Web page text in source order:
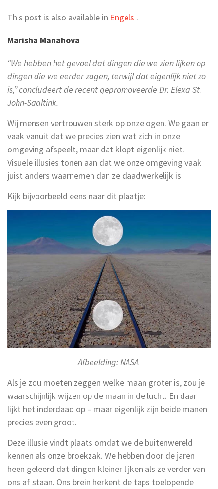
This post is also available in Engels .
Marisha Manahova
“We hebben het gevoel dat dingen die we zien lijken op
dingen die we eerder zagen, terwijl dat eigenlijk niet zo
is,” concludeert de recent gepromoveerde Dr. Elexa St.
John-Saaltink.
Wij mensen vertrouwen sterk op onze ogen. We gaan er
vaak vanuit dat we precies zien wat zich in onze
omgeving afspeelt, maar dat klopt eigenlijk niet.
Visuele illusies tonen aan dat we onze omgeving vaak
juist anders waarnemen dan ze daadwerkelijk is.
Kijk bijvoorbeeld eens naar dit plaatje:
Afbeelding: NASA
Als je zou moeten zeggen welke maan groter is, zou je
waarschijnlijk wijzen op de maan in de lucht. En daar
lijkt het inderdaad op – maar eigenlijk zijn beide manen
precies even groot.
Deze illusie vindt plaats omdat we de buitenwereld
kennen als onze broekzak. We hebben door de jaren
heen geleerd dat dingen kleiner lijken als ze verder van
ons af staan. Ons brein herkent de taps toelopende